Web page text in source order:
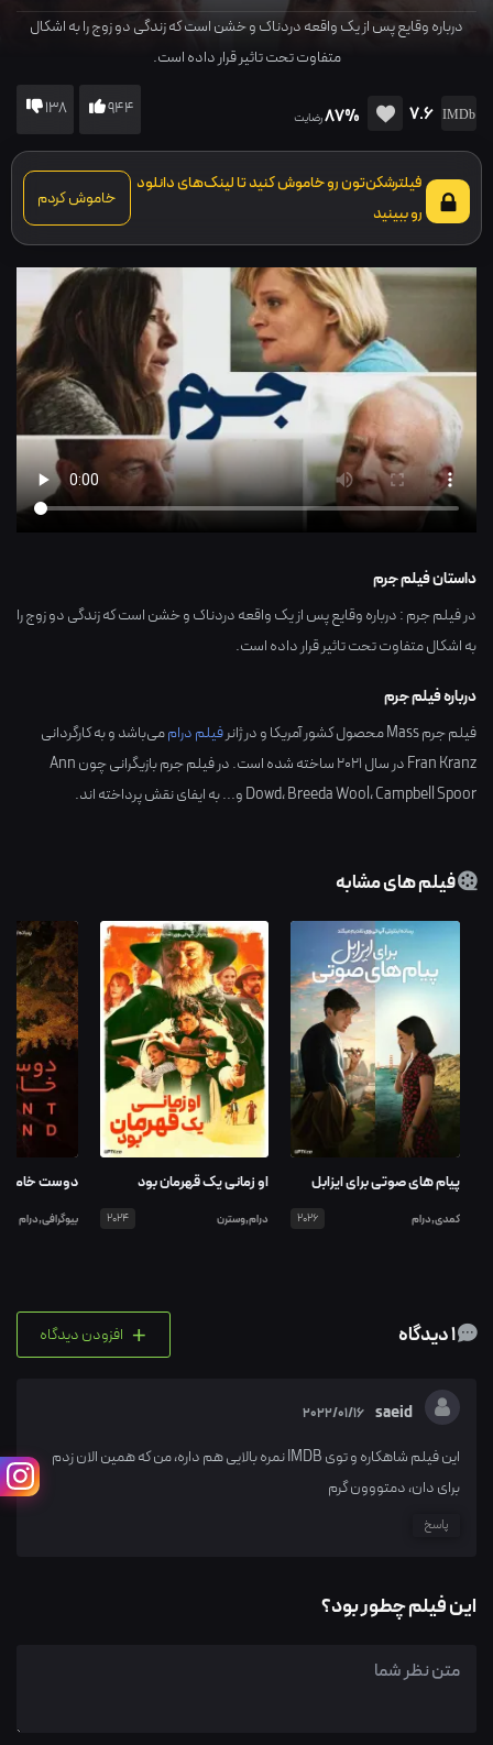
درباره وقایع پس از یک واقعه دردناک و خشن است که زندگی دو زوج را به اشکال
متفاوت تحت تاثیر قرار داده است.
7.6
87%رضایت 944
138
فیلترشکن‌تون رو خاموش کنید تا لینک‌های دانلود
رو ببینید
خاموش کردم
داستان فیلم جرم
در فیلم جرم : درباره وقایع پس از یک واقعه دردناک و خشن است که زندگی دو زوج را
به اشکال متفاوت تحت تاثیر قرار داده است.
درباره فیلم جرم
فیلم جرم Mass محصول کشور آمریکاو در ژانرفیلم دراممی‌باشد و به کارگردانی
Fran Kranzدر سال2021ساخته شده است. در فیلم جرم بازیگرانی چونAnn
Dowd،Breeda Wool،Campbell Spoor و... به ایفای نقش پرداخته اند.
فیلم های مشابه
پیام های صوتی برای ایزابل
کمدی,درام 2026
او زمانی یک قهرمان بود
درام,وسترن 2024
دوست
بیوگرافی,درام
+ افزودن دیدگاه
saeid
2022/01/16
این فیلم شاهکاره و توی IMDB نمره بالایی هم داره، من که همین الان زدم
برای دان، دمتووون گرم
پاسخ
این فیلم چطور بود؟